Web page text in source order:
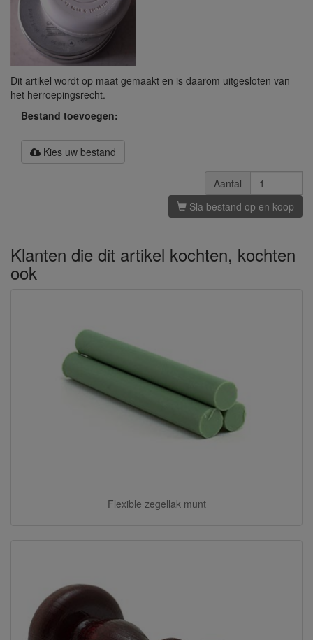
Dit artikel wordt op maat gemaakt en is daarom uitgesloten van
het herroepingsrecht.
Bestand toevoegen:
Kies uw bestand
Aantal
Sla bestand op en koop
Klanten die dit artikel kochten, kochten
ook
Flexible zegellak munt